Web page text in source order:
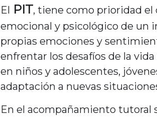
El PIT, tiene como prioridad el
emocional y psicológico de un
propias emociones y
enfrentar los desafíos de la
en niños y adolescentes,
adaptación a nuevas
En el acompañamiento tutoral